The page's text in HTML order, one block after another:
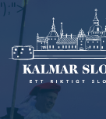
');">